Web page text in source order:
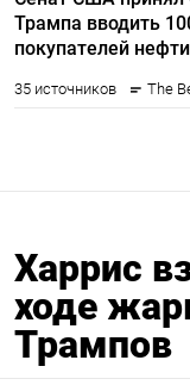
Харрис
ходе
Трампов